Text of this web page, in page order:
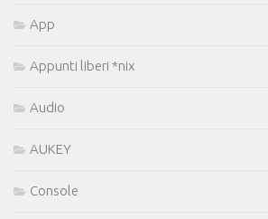
App
Appunti liberi *nix
Audio
AUKEY
Console